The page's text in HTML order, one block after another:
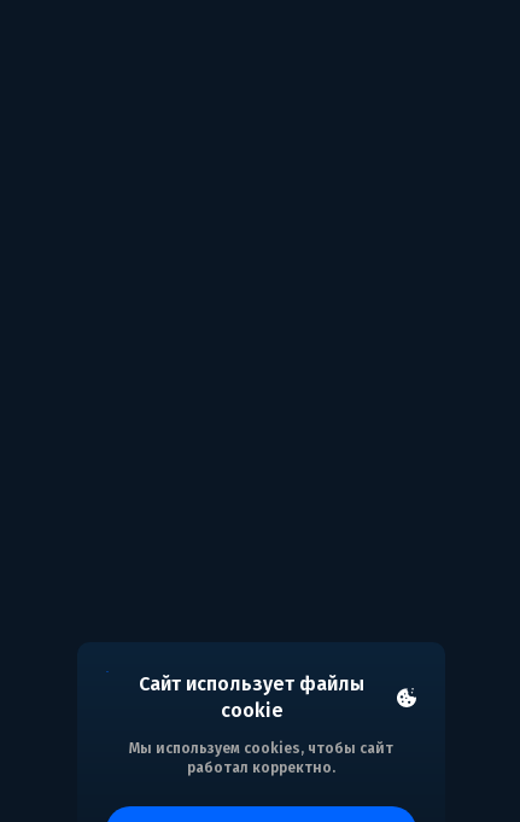
Сайт использует файлы
cookie
Мы используем cookies, чтобы сайт
работал корректно.